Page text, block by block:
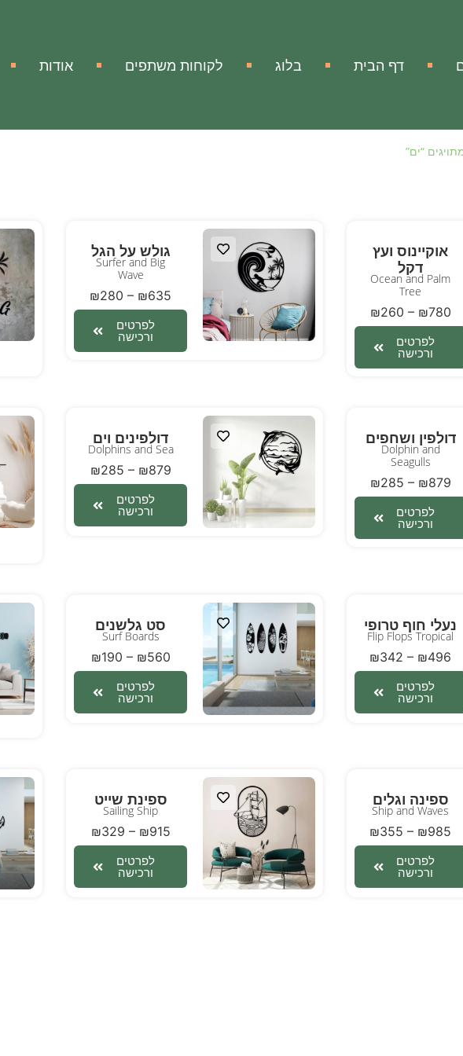
דף הבית בלוג לקוחות משתפים אודות
“ים”
אוקיינוס ועץ
דקל
Ocean and Palm
Tree
₪260 – ₪780
לפרטים
ורכישה
גולש על הגל
Surfer and Big
Wave
₪280 – ₪635
לפרטים
ורכישה
דולפין ושחפים
Dolphin and
Seagulls
₪285 – ₪879
לפרטים
ורכישה
דולפינים וים
Dolphins and Sea
₪285 – ₪879
לפרטים
ורכישה
נעלי חוף טרופי
Flip Flops Tropical
₪342 – ₪496
לפרטים
ורכישה
סט גלשנים
Surf Boards
₪190 – ₪560
לפרטים
ורכישה
ספינה וגלים
Ship and Waves
₪355 – ₪985
לפרטים
ורכישה
ספינת שייט
Sailing Ship
₪329 – ₪915
לפרטים
ורכישה